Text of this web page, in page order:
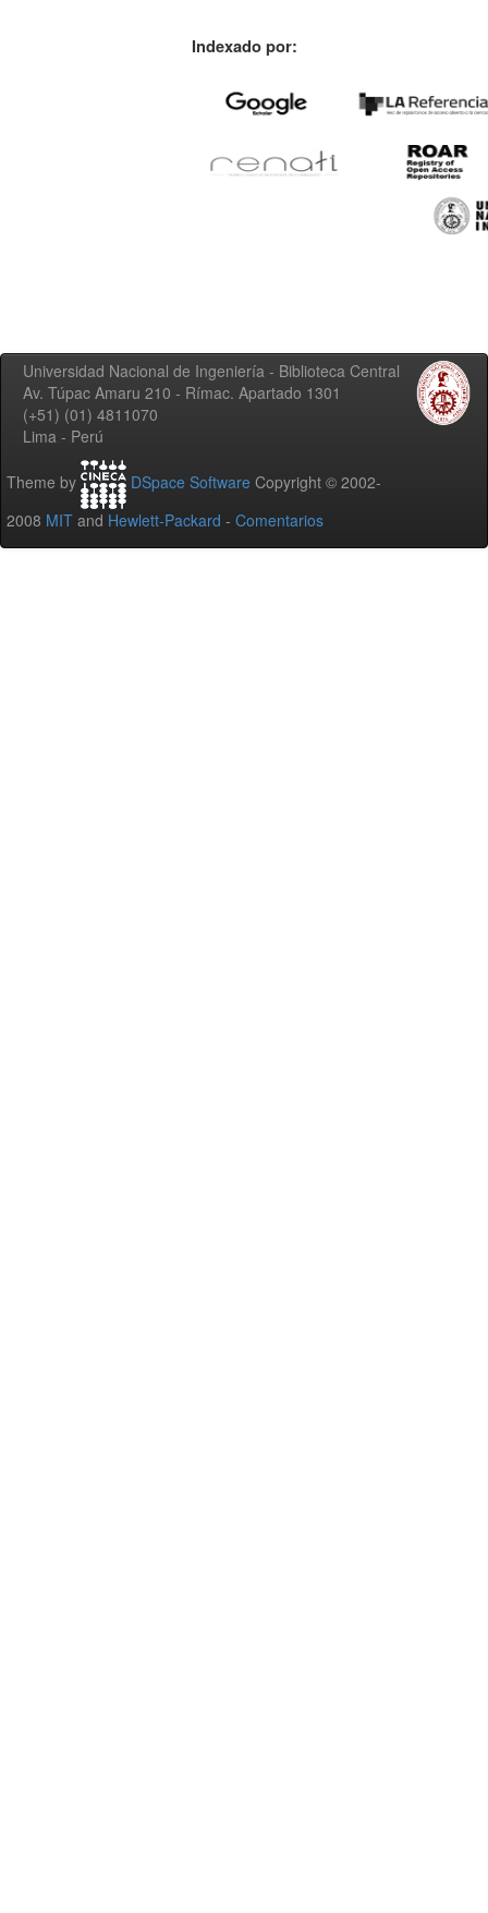
Indexado por:
Universidad Nacional de Ingeniería - Biblioteca Central
Av. Túpac Amaru 210 - Rímac. Apartado 1301
(+51) (01) 4811070
Lima - Perú
Theme by DSpace Software Copyright © 2002-
2008 MIT and Hewlett-Packard - Comentarios